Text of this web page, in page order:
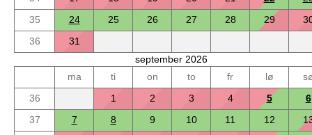
35
24 25 26 27 28 29
36
31
september 2026
ma
ti on to fr lø
36
1 2 3 4 5
6
37
7 8 9 10 11 12